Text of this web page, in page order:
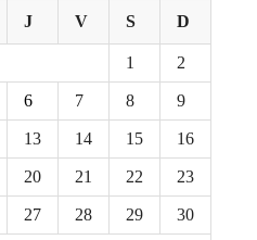
J V S D
1 2
6 7 8 9
13 14 15 16
20 21 22 23
27 28 29 30